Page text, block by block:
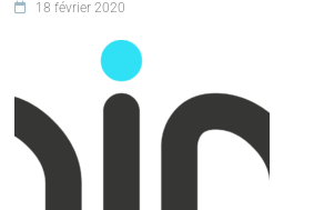
18 février 2020